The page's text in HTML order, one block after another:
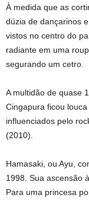
À medida que as
dúzia de dançarinos
vistos no centro do
radiante em uma
segurando um cetro.
A multidão de quase
Cingapura ficou
influenciados pelo
(2010).
Hamasaki, ou Ayu,
1998. Sua ascensão
Para uma princesa